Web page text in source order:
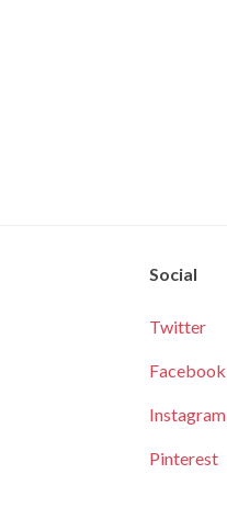
Social
Twitter
Facebook
Instagram
Pinterest